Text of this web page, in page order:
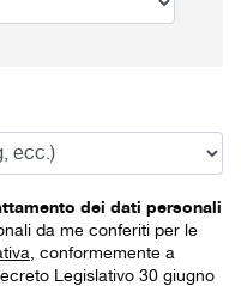
dei dati personali
da me conferiti per le
, conformemente a
Legislativo 30 giugno